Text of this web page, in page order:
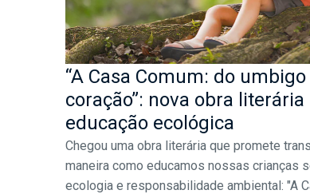
“A Casa Comum: do umbigo
coração”: nova obra literária
educação ecológica
Chegou uma obra literária que promete
maneira como educamos nossas crianças
ecologia e responsabilidade ambiental: "A